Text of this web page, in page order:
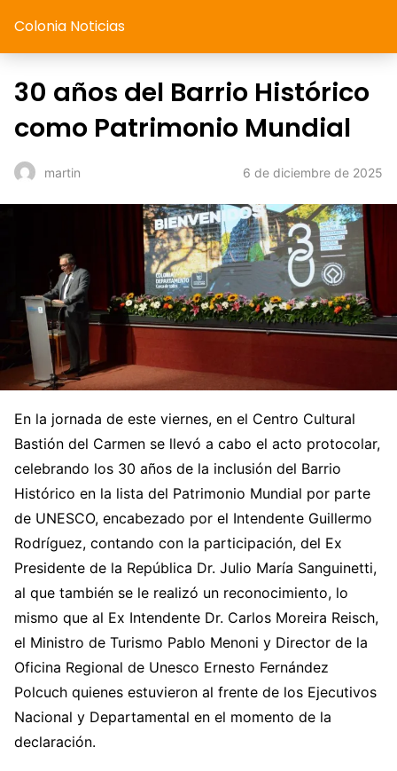
Colonia Noticias
30 años del Barrio Histórico
como Patrimonio Mundial
martin 6 de diciembre de 2025
En la jornada de este viernes, en el Centro Cultural
Bastión del Carmen se llevó a cabo el acto protocolar,
celebrando los 30 años de la inclusión del Barrio
Histórico en la lista del Patrimonio Mundial por parte
de UNESCO, encabezado por el Intendente Guillermo
Rodríguez, contando con la participación, del Ex
Presidente de la República Dr. Julio María Sanguinetti,
al que también se le realizó un reconocimiento, lo
mismo que al Ex Intendente Dr. Carlos Moreira Reisch,
el Ministro de Turismo Pablo Menoni y Director de la
Oficina Regional de Unesco Ernesto Fernández
Polcuch quienes estuvieron al frente de los Ejecutivos
Nacional y Departamental en el momento de la
declaración.